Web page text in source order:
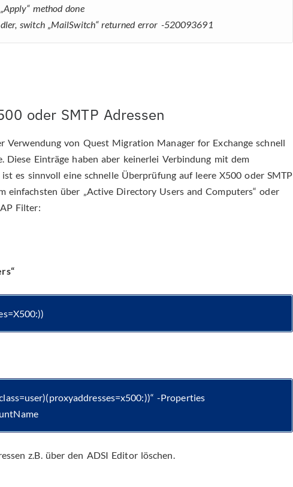
method done
switch „MailSwitch“ returned error -520093691
oder SMTP Adressen
Verwendung von Quest Migration Manager for Exchange schnell
Diese Einträge haben aber keinerlei Verbindung mit dem
es sinnvoll eine schnelle Überprüfung auf leere X500 oder SMTP
einfachsten über „Active Directory Users and Computers“ oder
Filter:
-Properties
z.B. über den ADSI Editor löschen.